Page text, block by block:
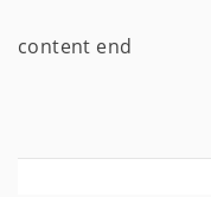
content end